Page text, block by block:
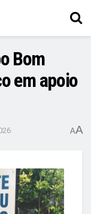
Bom
em apoio
AA